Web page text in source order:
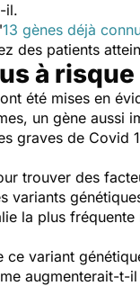
il.
13 gènes déjà
des patients
à risque
été mises en
un gène aussi
graves de
trouver des
variants
la plus
variant
augmenterait-t-